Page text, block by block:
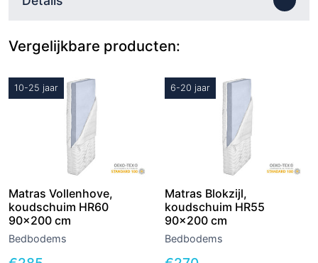
Vergelijkbare producten:
10-25 jaar
Matras Vollenhove,
koudschuim HR60
90×200 cm
Bedbodems
6-20 jaar
Matras Blokzijl,
koudschuim HR55
90×200 cm
Bedbodems